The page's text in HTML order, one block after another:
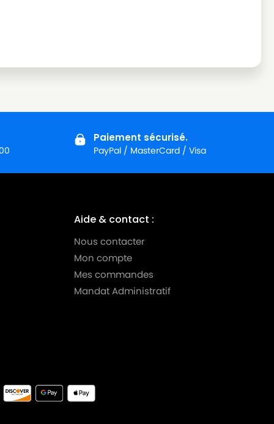
Paiement sécurisé.
PayPal / MasterCard / Visa
Aide & contact :
Nous contacter
Mon compte
Mes commandes
Mandat Administratif